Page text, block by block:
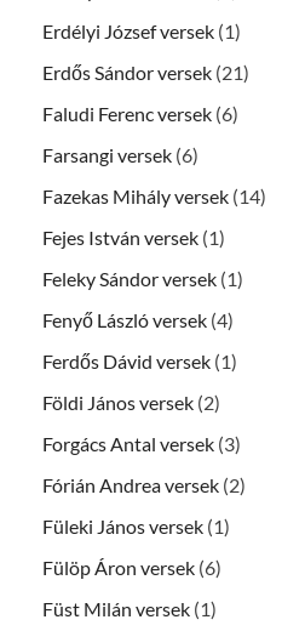
Erdélyi József versek (1)
Erdős Sándor versek (21)
Faludi Ferenc versek (6)
Farsangi versek (6)
Fazekas Mihály versek (14)
Fejes István versek (1)
Feleky Sándor versek (1)
Fenyő László versek (4)
Ferdős Dávid versek (1)
Földi János versek (2)
Forgács Antal versek (3)
Fórián Andrea versek (2)
Füleki János versek (1)
Fülöp Áron versek (6)
Füst Milán versek (1)